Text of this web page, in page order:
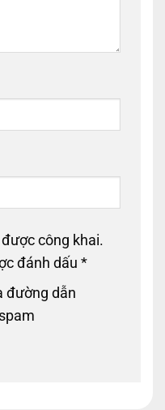
công khai.
đánh dấu *
đường dẫn